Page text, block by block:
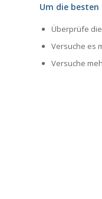
Um die
Überprüfe
Versuche es
Versuche